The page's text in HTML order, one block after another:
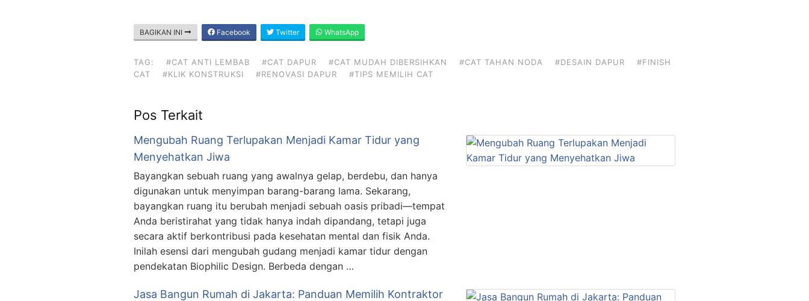
BAGIKAN INI Facebook Twitter WhatsApp
TAG: #CAT ANTI LEMBAB #CAT DAPUR #CAT MUDAH DIBERSIHKAN #CAT TAHAN NODA #DESAIN DAPUR
#FINISH
CAT
#KLIK KONSTRUKSI #RENOVASI DAPUR #TIPS MEMILIH CAT
Pos Terkait
Mengubah Ruang Terlupakan Menjadi Kamar Tidur yang
Menyehatkan Jiwa
Bayangkan sebuah ruang yang awalnya gelap, berdebu, dan hanya
digunakan untuk menyimpan barang-barang lama. Sekarang,
bayangkan ruang itu berubah menjadi sebuah oasis pribadi—tempat
Anda beristirahat yang tidak hanya indah dipandang, tetapi juga
secara aktif berkontribusi pada kesehatan mental dan fisik Anda.
Inilah esensi dari mengubah gudang menjadi kamar tidur dengan
pendekatan Biophilic Design. Berbeda dengan …
Jasa Bangun Rumah di Jakarta: Panduan Memilih Kontraktor